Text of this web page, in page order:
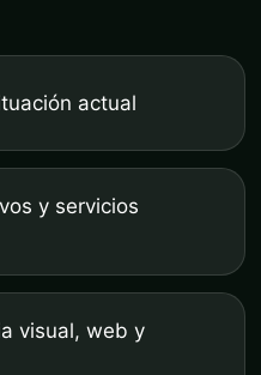
actual
y servicios
visual, web y